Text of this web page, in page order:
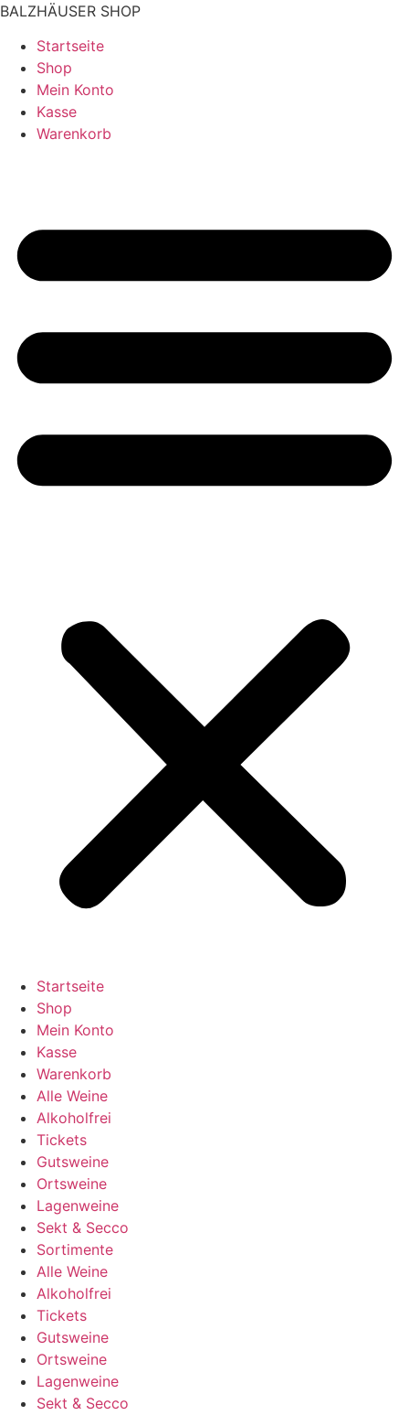
Zum
wechseln
BALZHÄUSER SHOP
Startseite
Shop
Mein Konto
Kasse
Warenkorb
Startseite
Shop
Mein Konto
Kasse
Warenkorb
Alle Weine
Alkoholfrei
Tickets
Gutsweine
Ortsweine
Lagenweine
Sekt & Secco
Sortimente
Alle Weine
Alkoholfrei
Tickets
Gutsweine
Ortsweine
Lagenweine
Sekt & Secco